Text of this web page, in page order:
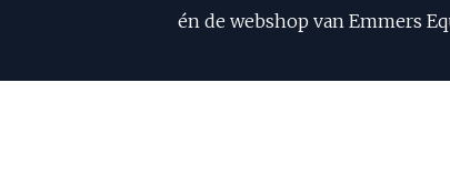
én de webshop van Emmers